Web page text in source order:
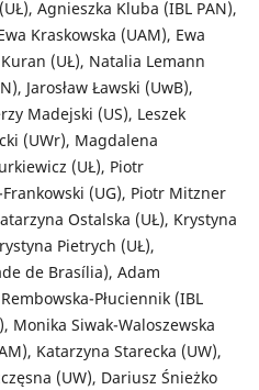
Agnieszka Kluba (IBL PAN),
Kraskowska (UAM), Ewa
(UŁ), Natalia Lemann
Jarosław Ławski (UwB),
Madejski (US), Leszek
(UWr), Magdalena
(UŁ), Piotr
(UG), Piotr Mitzner
Ostalska (UŁ), Krystyna
Pietrych (UŁ),
de Brasília), Adam
Płuciennik (IBL
Monika Siwak-Waloszewska
Katarzyna Starecka (UW),
(UW), Dariusz Śnieżko